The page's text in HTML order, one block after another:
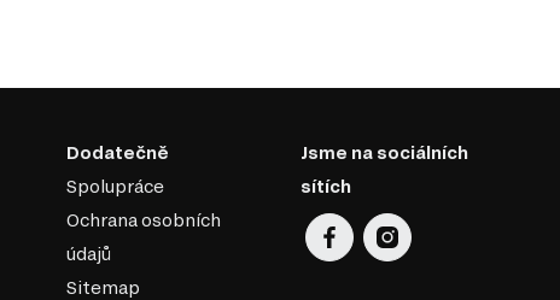
Dodatečně
Spolupráce
Ochrana osobních
údajů
Sitemap
Jsme na sociálních
sítích